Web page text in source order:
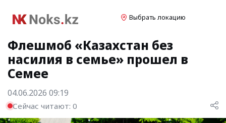
Выбрать локацию
Флешмоб «Казахстан без
насилия в семье» прошел в
Семее
04.06.2026 09:19
Сейчас читают: 0